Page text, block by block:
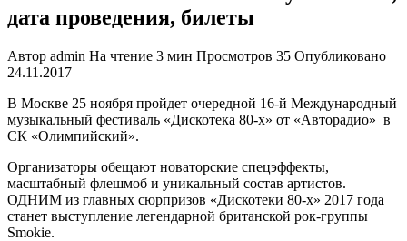
дата проведения, билеты
Автор admin На чтение 3 мин Просмотров 35 Опубликовано
24.11.2017
В Москве 25 ноября пройдет очередной 16-й Международный
музыкальный фестиваль «Дискотека 80-х» от «Авторадио» в
СК «Олимпийский».
Организаторы обещают новаторские спецэффекты,
масштабный флешмоб и уникальный состав артистов.
ОДНИМ из главных сюрпризов «Дискотеки 80-х» 2017 года
станет выступление легендарной британской рок-группы
Smokie.